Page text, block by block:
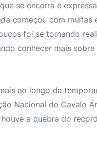
se encerra e
começou com muitas
foi se tornando
conhecer mais
ao longo da
Nacional do Cavalo
a quebra do